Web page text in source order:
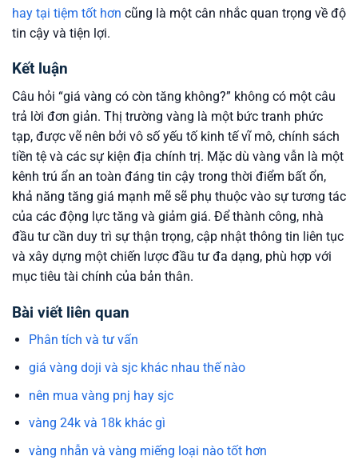
hay tại tiệm tốt hơn cũng là một cân nhắc quan trọng về độ
tin cậy và tiện lợi.
Kết luận
Câu hỏi “giá vàng có còn tăng không?” không có một câu
trả lời đơn giản. Thị trường vàng là một bức tranh phức
tạp, được vẽ nên bởi vô số yếu tố kinh tế vĩ mô, chính sách
tiền tệ và các sự kiện địa chính trị. Mặc dù vàng vẫn là một
kênh trú ẩn an toàn đáng tin cậy trong thời điểm bất ổn,
khả năng tăng giá mạnh mẽ sẽ phụ thuộc vào sự tương tác
của các động lực tăng và giảm giá. Để thành công, nhà
đầu tư cần duy trì sự thận trọng, cập nhật thông tin liên tục
và xây dựng một chiến lược đầu tư đa dạng, phù hợp với
mục tiêu tài chính của bản thân.
Bài viết liên quan
Phân tích và tư vấn
giá vàng doji và sjc khác nhau thế nào
nên mua vàng pnj hay sjc
vàng 24k và 18k khác gì
vàng nhẫn và vàng miếng loại nào tốt hơn